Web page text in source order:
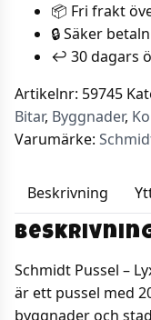
Stund:
Resor
böcker
&
vin
mängd
📦 Fri frakt
🔒 Säker
↩️ 30 dagars
Artikelnr: 59745
Bitar, Byggnader,
Varumärke:
Beskrivning
Schmidt Pussel –
är ett pussel med
byggnader och